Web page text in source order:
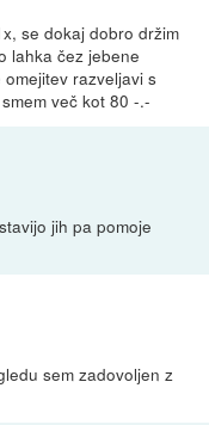
se dokaj dobro držim
lahka čez jebene
razveljavi s
več kot 80 -.-
jih pa pomoje
sem zadovoljen z